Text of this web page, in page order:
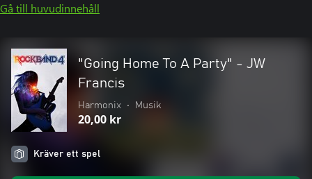
Gå till huvudinnehåll
"Going Home To A Party" - JW
Francis
Harmonix • Musik
20,00 kr
Kräver ett spel